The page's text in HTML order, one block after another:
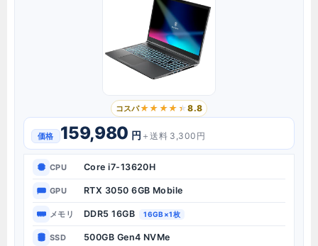
コスパ 8.8
価格 159,980 円 ＋送料 3,300円
CPU Core i7-13620H
GPU RTX 3050 6GB Mobile
メモリ DDR5 16GB 16GB×1枚
SSD 500GB Gen4 NVMe